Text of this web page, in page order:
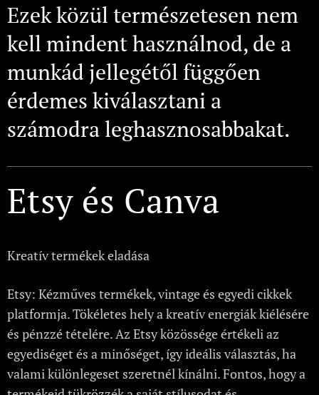
Ezek közül természetesen nem
kell mindent használnod, de a
munkád jellegétől függően
érdemes kiválasztani a
számodra leghasznosabbakat.
Etsy és Canva
Kreatív termékek eladása
Etsy: Kézműves termékek, vintage és egyedi cikkek
platformja. Tökéletes hely a kreatív energiák kiélésére
és pénzzé tételére. Az Etsy közössége értékeli az
egyediséget és a minőséget, így ideális választás, ha
valami különlegeset szeretnél kínálni. Fontos, hogy a